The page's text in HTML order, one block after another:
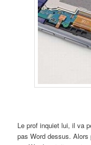
Le prof inquiet lui, il va
pas Word dessus.